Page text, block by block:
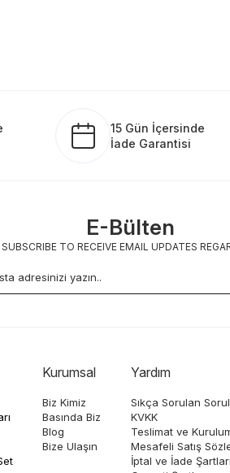
15 Gün İçersinde
İade Garantisi
E-Bülten
SUBSCRIBE TO RECEIVE EMAIL UPDATES
Kurumsal
Biz Kimiz
Basında Biz
Blog
Bize Ulaşın
Yardım
Sıkça Sorulan
KVKK
Teslimat ve
Mesafeli Satış
İptal ve İade Şartları